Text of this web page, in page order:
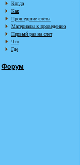
Когда
Как
Прошедшие слёты
Материалы к проведению
Первый раз на слет
Что
Где
Форум